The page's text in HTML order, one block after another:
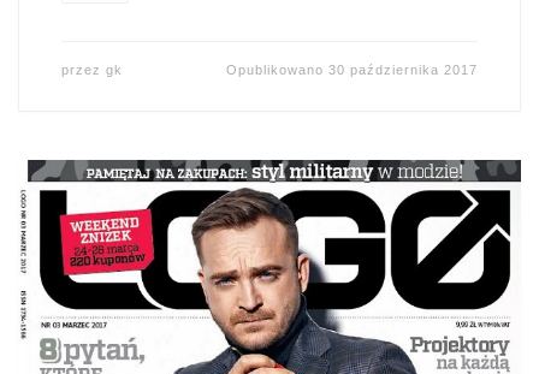
przez gk Opublikowano30 października 2017